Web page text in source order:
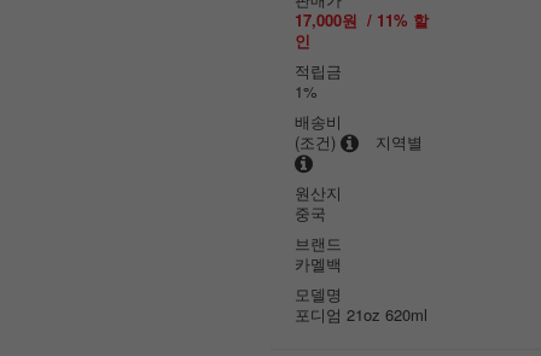
17,000원 / 11% 할
인
적립금
1%
배송비
(조건)
지역별
원산지
중국
브랜드
카멜백
모델명
포디엄 21oz 620ml